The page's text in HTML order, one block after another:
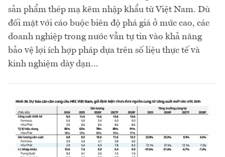
sản phẩm thép mạ kẽm nhập khẩu từ Việt Nam. Dù
đối mặt với cáo buộc biên độ phá giá ở mức cao, các
doanh nghiệp trong nước vẫn tự tin vào khả năng
bảo vệ lợi ích hợp pháp dựa trên số liệu thực tế và
kinh nghiệm dày dạn...